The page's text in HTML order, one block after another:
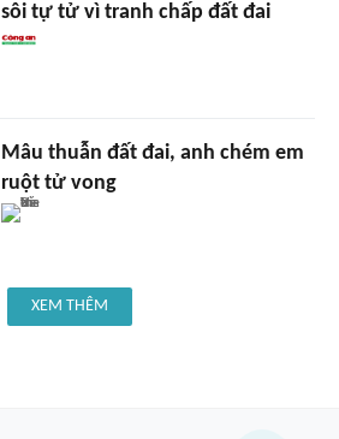
sôi tự tử vì tranh chấp đất đai
Mâu thuẫn đất đai, anh chém em
ruột tử vong
XEM THÊM